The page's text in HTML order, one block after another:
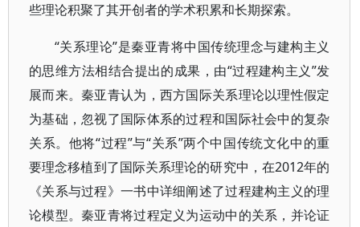
些理论积聚了其开创者的学术积累和长期探索。
“关系理论”是秦亚青将中国传统理念与建构主义
的思维方法相结合提出的成果，由“过程建构主义”发
展而来。秦亚青认为，西方国际关系理论以理性假定
为基础，忽视了国际体系的过程和国际社会中的复杂
关系。他将“过程”与“关系”两个中国传统文化中的重
要理念移植到了国际关系理论的研究中，在2012年的
《关系与过程》一书中详细阐述了过程建构主义的理
论模型。秦亚青将过程定义为运动中的关系，并论证